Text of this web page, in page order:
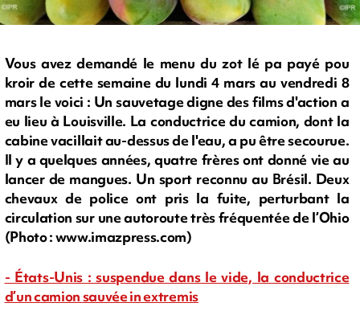
Vous avez demandé le menu du zot lé pa payé pou
kroir de cette semaine du lundi 4 mars au vendredi 8
mars le voici : Un sauvetage digne des films d'action a
eu lieu à Louisville. La conductrice du camion, dont la
cabine vacillait au-dessus de l'eau, a pu être secourue.
Il y a quelques années, quatre frères ont donné vie au
lancer de mangues. Un sport reconnu au Brésil. Deux
chevaux de police ont pris la fuite, perturbant la
circulation sur une autoroute très fréquentée de l’Ohio
(Photo : www.imazpress.com)
- États-Unis : suspendue dans le vide, la conductrice
d’un camion sauvée in extremis